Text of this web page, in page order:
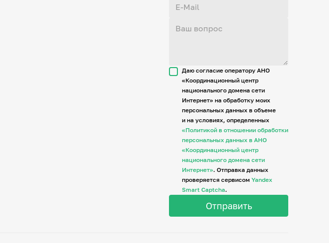
Даю согласие оператору АНО
«Координационный центр
национального домена сети
Интернет» на обработку моих
персональных данных в объеме
и на условиях, определенных
«Политикой в отношении обработки
персональных данных в АНО
«Координационный центр
национального домена сети
Интернет». Отправка данных
проверяется сервисом Yandex
Smart Captcha.